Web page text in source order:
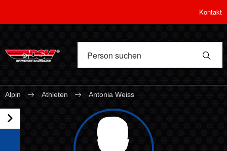
Kontakt
Alpin Athleten Antonia Weiss